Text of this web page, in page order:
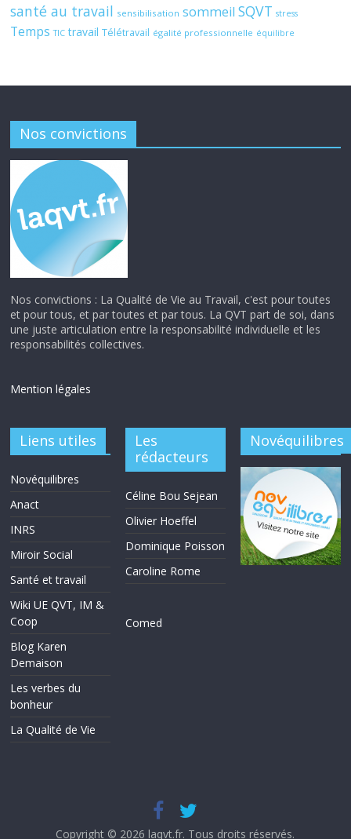
santé au travail sensibilisation sommeil SQVT stress
Temps TIC travail Télétravail égalité professionnelle équilibre
Nos convictions
Nos convictions : La Qualité de Vie au Travail, c'est pour toutes
et pour tous, et par toutes et par tous. La QVT part de soi, dans
une juste articulation entre la responsabilité individuelle et les
responsabilités collectives.
Mention légales
Liens utiles
Novéquilibres
Anact
INRS
Miroir Social
Santé et travail
Wiki UE QVT, IM &
Coop
Blog Karen
Demaison
Les verbes du
bonheur
La Qualité de Vie
Les
rédacteurs
Céline Bou Sejean
Olivier Hoeffel
Dominique Poisson
Caroline Rome
Comed
Novéquilibres
Copyright © 2026 laqvt.fr. Tous droits réservés.